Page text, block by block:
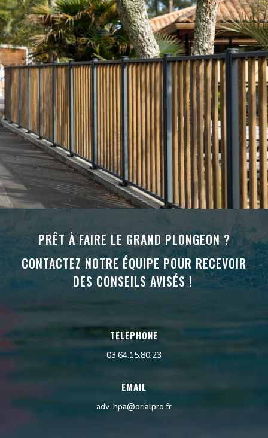
vidéo
PRÊT À FAIRE LE GRAND PLONGEON ?
CONTACTEZ NOTRE ÉQUIPE POUR RECEVOIR
DES CONSEILS AVISÉS !
TELEPHONE
03.64.15.80.23
EMAIL
adv-hpa@orialpro.fr